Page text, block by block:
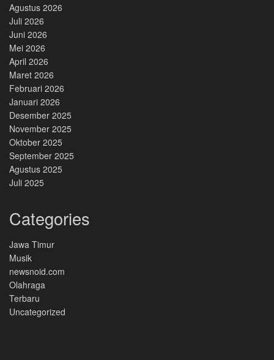
Agustus 2026
Juli 2026
Juni 2026
Mei 2026
April 2026
Maret 2026
Februari 2026
Januari 2026
Desember 2025
November 2025
Oktober 2025
September 2025
Agustus 2025
Juli 2025
Categories
Jawa Timur
Musik
newsnoid.com
Olahraga
Terbaru
Uncategorized